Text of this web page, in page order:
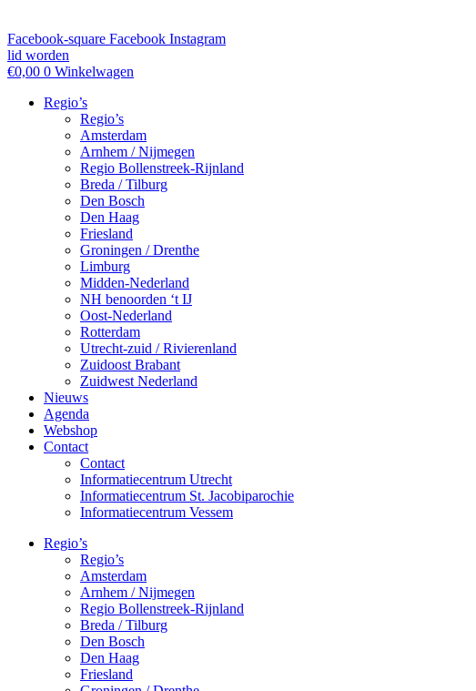
Facebook-square Facebook Instagram
lid worden
€0,00 0 Winkelwagen
Regio’s
Regio’s
Amsterdam
Arnhem / Nijmegen
Regio Bollenstreek-Rijnland
Breda / Tilburg
Den Bosch
Den Haag
Friesland
Groningen / Drenthe
Limburg
Midden-Nederland
NH benoorden ‘t IJ
Oost-Nederland
Rotterdam
Utrecht-zuid / Rivierenland
Zuidoost Brabant
Zuidwest Nederland
Nieuws
Agenda
Webshop
Contact
Contact
Informatiecentrum Utrecht
Informatiecentrum St. Jacobiparochie
Informatiecentrum Vessem
Regio’s
Regio’s
Amsterdam
Arnhem / Nijmegen
Regio Bollenstreek-Rijnland
Breda / Tilburg
Den Bosch
Den Haag
Friesland